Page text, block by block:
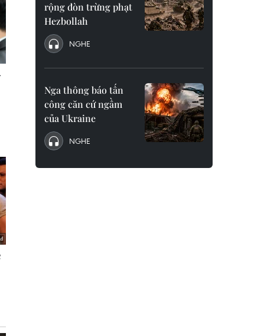
rộng đòn trừng phạt
Hezbollah
NGHE
Nga thông báo tấn
công căn cứ ngầm
của Ukraine
NGHE